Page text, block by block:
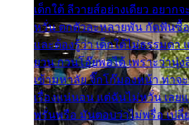
เด็กใต้ ลีวายส์อย่างเดียว อยาก
หวั่น ตกตัวละหลายพัน กัดฟันซื้อ
และต้องรู้ว่า เด็กใต้ไม่ธรรมดา
ยวน กวนโอ๊ยพอได้ เพราะว่านุ่
เข้ามหาลัย จิ๊กโก๊มองหน้า ท่าจ
เรื่องแน่นอน แต่ฉันไม่หวั่น เลย
พรั่นพรือ มันตอบว่าไม่พรื่อ เปลี่